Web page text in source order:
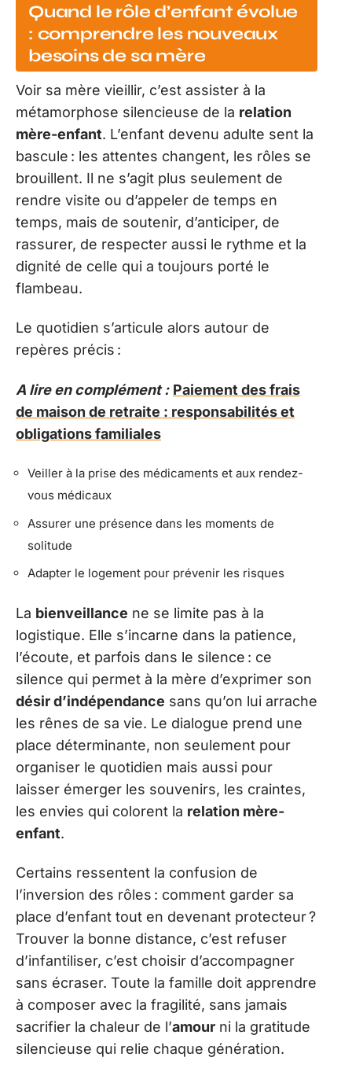
Quand le rôle d’enfant évolue
: comprendre les nouveaux
besoins de sa mère
Voir sa mère vieillir, c’est assister à la
métamorphose silencieuse de la relation
mère-enfant. L’enfant devenu adulte sent la
bascule : les attentes changent, les rôles se
brouillent. Il ne s’agit plus seulement de
rendre visite ou d’appeler de temps en
temps, mais de soutenir, d’anticiper, de
rassurer, de respecter aussi le rythme et la
dignité de celle qui a toujours porté le
flambeau.
Le quotidien s’articule alors autour de
repères précis :
A lire en complément : Paiement des frais
de maison de retraite : responsabilités et
obligations familiales
Veiller à la prise des médicaments et aux rendez-
vous médicaux
Assurer une présence dans les moments de
solitude
Adapter le logement pour prévenir les risques
La bienveillance ne se limite pas à la
logistique. Elle s’incarne dans la patience,
l’écoute, et parfois dans le silence : ce
silence qui permet à la mère d’exprimer son
désir d’indépendance sans qu’on lui arrache
les rênes de sa vie. Le dialogue prend une
place déterminante, non seulement pour
organiser le quotidien mais aussi pour
laisser émerger les souvenirs, les craintes,
les envies qui colorent la relation mère-
enfant.
Certains ressentent la confusion de
l’inversion des rôles : comment garder sa
place d’enfant tout en devenant protecteur ?
Trouver la bonne distance, c’est refuser
d’infantiliser, c’est choisir d’accompagner
sans écraser. Toute la famille doit apprendre
à composer avec la fragilité, sans jamais
sacrifier la chaleur de l’amour ni la gratitude
silencieuse qui relie chaque génération.